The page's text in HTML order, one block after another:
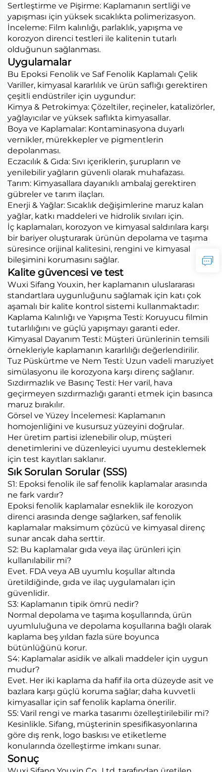
Sertleştirme ve Pişirme: Kaplamanın sertliği ve
yapışması için yüksek sıcaklıkta polimerizasyon.
İnceleme: Film kalınlığı, parlaklık, yapışma ve
korozyon direnci testleri ile kalitenin tutarlı
olduğunun sağlanması.
Uygulamalar
Bu Epoksi Fenolik ve Saf Fenolik Kaplamalı Çelik
Variller, kimyasal kararlılık ve ürün saflığı gerektiren
çeşitli endüstriler için uygundur:
Kimya & Petrokimya: Çözeltiler, reçineler, katalizörler,
yağlayıcılar ve yüksek saflıkta kimyasallar.
Boya ve Kaplamalar: Kontaminasyona duyarlı
vernikler, mürekkepler ve pigmentlerin
depolanması.
Eczacılık & Gıda: Sıvı içeriklerin, şurupların ve
yenilebilir yağların güvenli olarak muhafazası.
Tarım: Kimyasallara dayanıklı ambalaj gerektiren
gübreler ve tarım ilaçları.
Enerji & Yağlar: Sıcaklık değişimlerine maruz kalan
yağlar, katkı maddeleri ve hidrolik sıvıları için.
İç kaplamaları, korozyon ve kimyasal saldırılara karşı
bir bariyer oluşturarak ürünün depolama ve taşıma
süresince orijinal kalitesini, rengini ve kimyasal
bileşimini korumasını sağlar.
Kalite güvencesi ve test
Wuxi Sifang Youxin, her kaplamanın uluslararası
standartlara uygunluğunu sağlamak için katı çok
aşamalı bir kalite kontrol sistemi kullanmaktadır:
Kaplama Kalınlığı ve Yapışma Testi: Koruyucu filmin
tutarlılığını ve güçlü yapışmayı garanti eder.
Kimyasal Dayanım Testi: Müşteri ürünlerinin temsili
örnekleriyle kaplamanın kararlılığı değerlendirilir.
Tuz Püskürtme ve Nem Testi: Uzun vadeli maruziyet
simülasyonu ile korozyona karşı direnç sağlanır.
Sızdırmazlık ve Basınç Testi: Her varil, hava
geçirmeyen sızdırmazlığı garanti etmek için basınca
maruz bırakılır.
Görsel ve Yüzey İncelemesi: Kaplamanın
homojenliğini ve kusursuz yüzeyini doğrular.
Her üretim partisi izlenebilir olup, müşteri
denetimlerini ve düzenleyici uyumu desteklemek
için test kayıtları saklanır.
Sık Sorulan Sorular (SSS)
S1: Epoksi fenolik ile saf fenolik kaplamalar arasında
ne fark vardır?
Epoksi fenolik kaplamalar esneklik ile korozyon
direnci arasında denge sağlarken, saf fenolik
kaplamalar maksimum çözücü ve kimyasal direnç
sunar ancak daha serttir.
S2: Bu kaplamalar gıda veya ilaç ürünleri için
kullanılabilir mi?
Evet. FDA veya AB uyumlu koşullar altında
üretildiğinde, gıda ve ilaç uygulamaları için
güvenlidir.
S3: Kaplamanın tipik ömrü nedir?
Normal depolama ve taşıma koşullarında, ürün
uyumluluğuna ve depolama koşullarına bağlı olarak
kaplama beş yıldan fazla süre boyunca
bütünlüğünü korur.
S4: Kaplamalar asidik ve alkali maddeler için uygun
mudur?
Evet. Her iki kaplama da hafif ila orta düzeyde asit ve
bazlara karşı güçlü koruma sağlar; daha kuvvetli
kimyasallar için saf fenolik kaplama önerilir.
S5: Varil rengi ve marka tasarımı özelleştirilebilir mi?
Kesinlikle. Sifang, müşterinin spesifikasyonlarına
göre dış renk, logo baskısı ve etiketleme
konularında özelleştirme imkanı sunar.
Sonuç